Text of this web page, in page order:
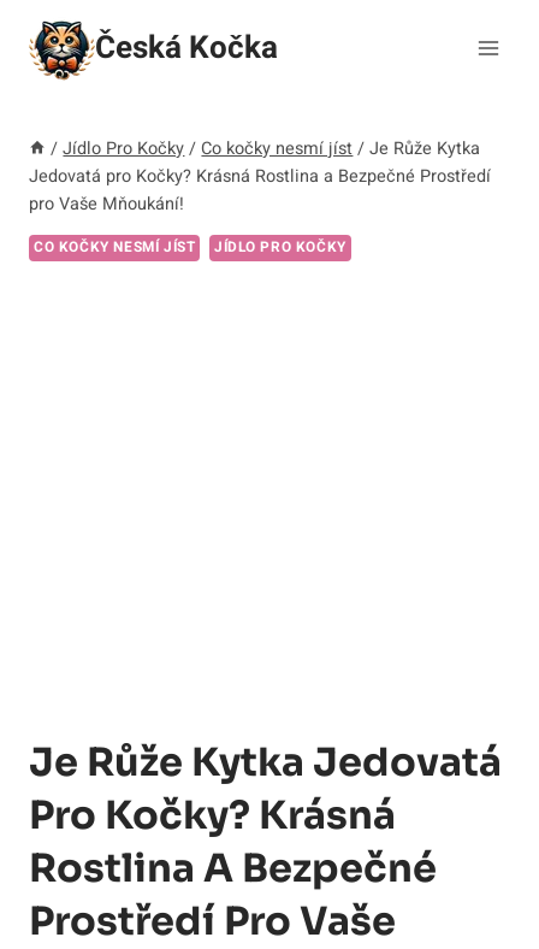
Přeskočit
obsah
Česká Kočka
/ Jídlo Pro Kočky / Co kočky nesmí jíst / Je Růže Kytka
Jedovatá pro Kočky? Krásná Rostlina a Bezpečné Prostředí
pro Vaše Mňoukání!
CO KOČKY NESMÍ JÍST JÍDLO PRO KOČKY
Je Růže Kytka Jedovatá
Pro Kočky? Krásná
Rostlina A Bezpečné
Prostředí Pro Vaše